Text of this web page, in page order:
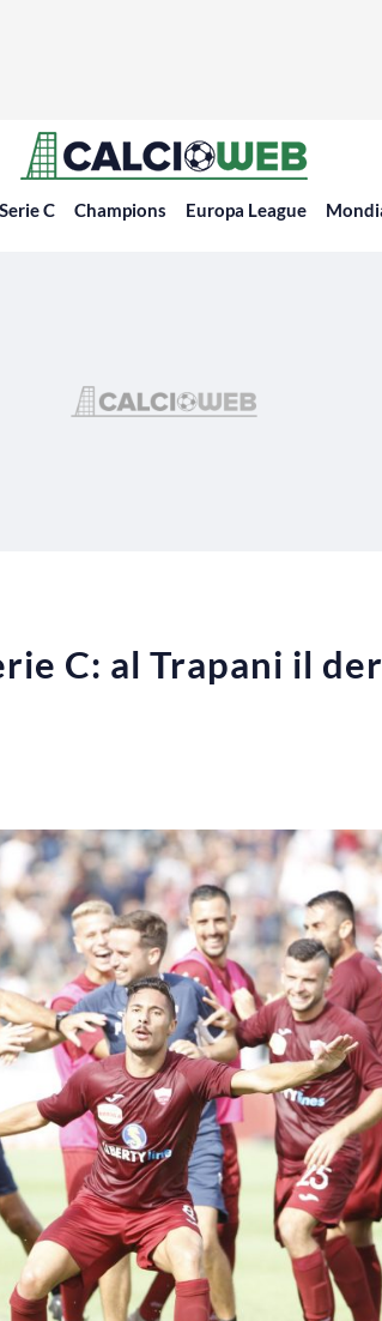
Serie C Champions Europa League
C: al Trapani il